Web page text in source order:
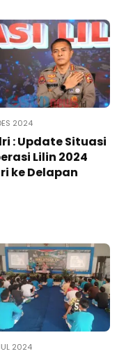
2024
: Update Situasi
Lilin 2024
ke Delapan
2024